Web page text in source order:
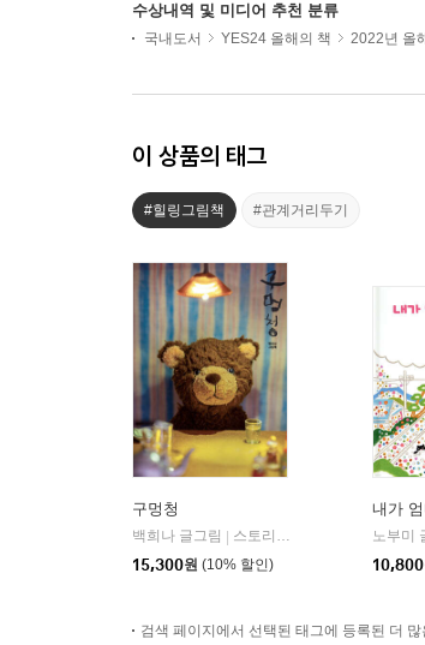
수상내역 및 미디어 추천 분류
국내도서 YES24 올해의 책 2022년 올
이 상품의 태그
#힐링그림책 #관계거리두기
구멍청
백희나 글그림
스토리보울
15,300원 (10% 할인)
내가
10,800
검색 페이지에서 선택된 태그에 등록된 더